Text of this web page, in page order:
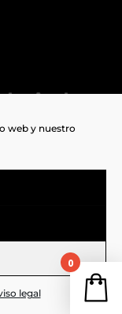
web y nuestro
legal
al
¡Tu
0